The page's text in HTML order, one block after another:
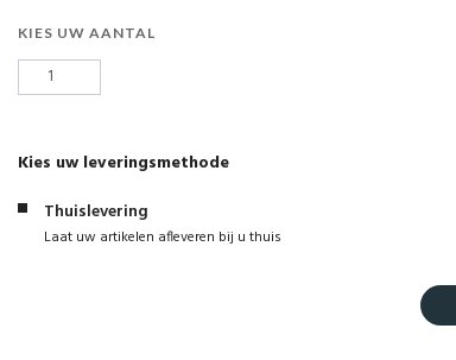
KIES UW AANTAL
Kies uw leveringsmethode
Thuislevering
Laat uw artikelen afleveren bij u thuis